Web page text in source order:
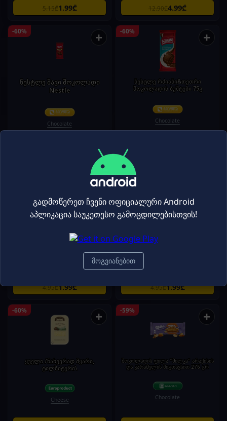
5.15₾1.99₾ 12.90₾4.99₾
-60% +
ნესტლე შავი შოკოლადი
Nestle
Chocolate
-60% +
ნესტლე რძიანი&თეთრი
შოკოლადის ბუშტები 75გ
Chocolate
+
4.95₾1.99₾ 4.95₾1.99₾
-60% +
ყველი /ნახევრად მყარი,
ტილზიტერი\
Cheese
-59% +
შოკოლადის ფილა "მილკა" არაქისის
და კარამელის შიგთავსით 276 გრ
Chocolate
გადმოწერეთ ჩვენი ოფიციალური Android
აპლიკაცია საუკეთესო გამოცდილებისთვის!
მოგვიანებით